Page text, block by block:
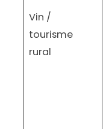
Vin /
tourisme
rural